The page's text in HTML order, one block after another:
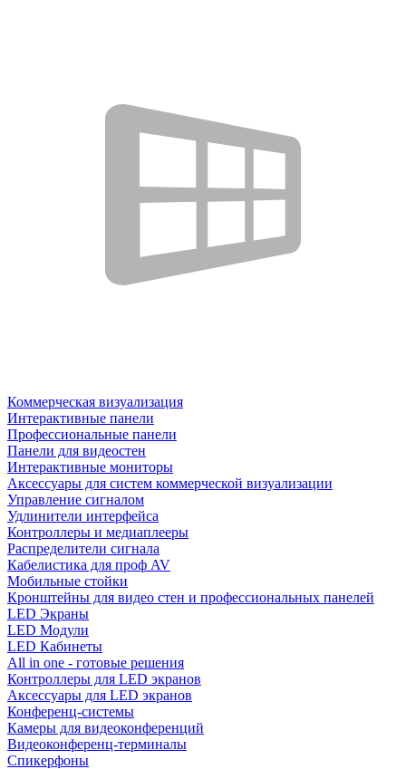
Коммерческая визуализация
Интерактивные панели
Профессиональные панели
Панели для видеостен
Интерактивные мониторы
Аксессуары для систем коммерческой визуализации
Управление сигналом
Удлинители интерфейса
Контроллеры и медиаплееры
Распределители сигнала
Кабелистика для проф AV
Мобильные стойки
Кронштейны для видео стен и профессиональных панелей
LED Экраны
LED Модули
LED Кабинеты
All in one - готовые решения
Контроллеры для LED экранов
Аксессуары для LED экранов
Конференц-системы
Камеры для видеоконференций
Видеоконференц-терминалы
Спикерфоны